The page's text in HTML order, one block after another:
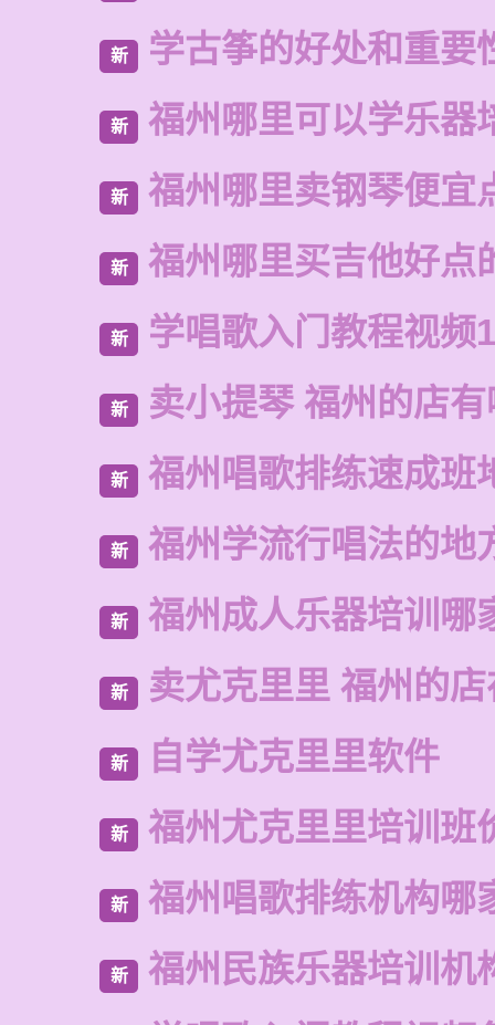
新 学古筝的好处和重要
新 福州哪里可以学乐器
新 福州哪里卖钢琴便宜
新 福州哪里买吉他好点
新 学唱歌入门教程视频
新 卖小提琴 福州的店
新 福州唱歌排练速成班
新 福州学流行唱法的地
新 福州成人乐器培训哪
新 卖尤克里里 福州的
新 自学尤克里里软件
新 福州尤克里里培训班
新 福州唱歌排练机构哪
新 福州民族乐器培训机